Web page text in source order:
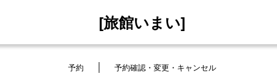
[旅館いまい]
予約 予約確認・変更・キャンセル